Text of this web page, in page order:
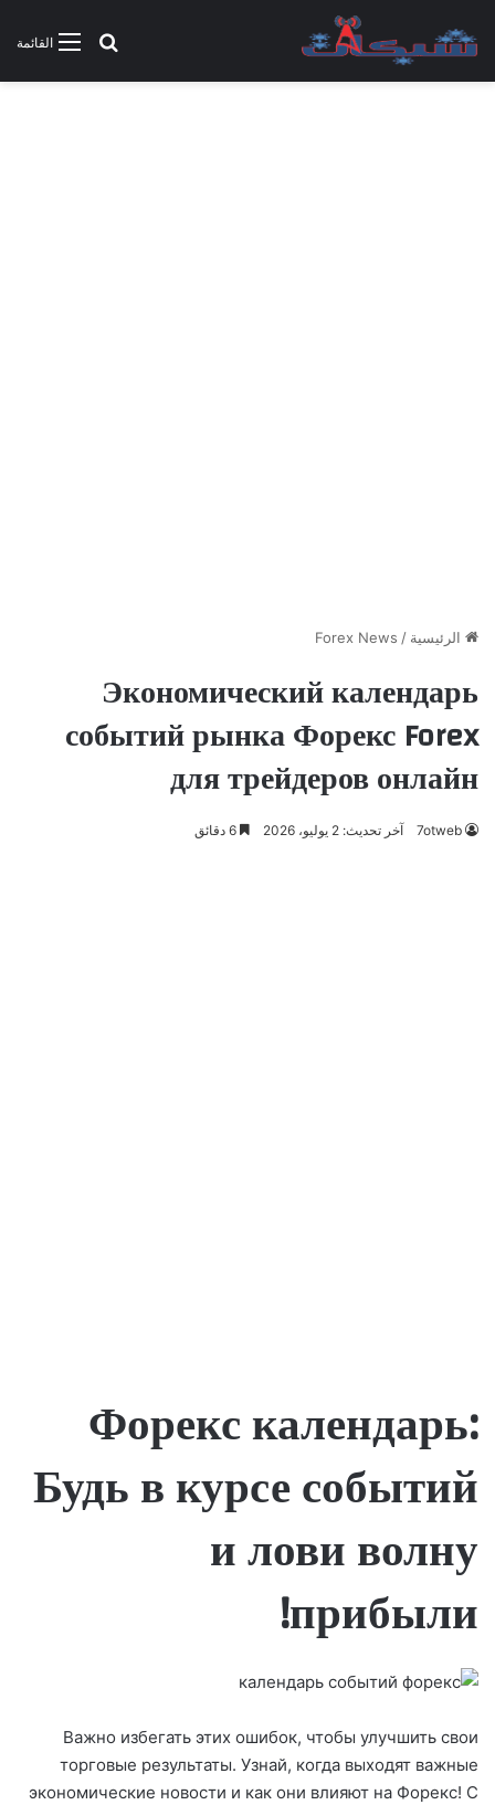
القائمةبحث عن
الرئيسية /
Forex News
Экономический календарь
событий рынка Форекс Forex
для трейдеров онлайн
7otweb آخر تحديث: 2 يوليو، 2026
Форекс календарь:
Будь в курсе событий
и лови волну
прибыли!
Важно избегать этих ошибок, чтобы улучшить свои
торговые результаты. Узнай, когда выходят важные
экономические новости и как они влияют на Форекс! С